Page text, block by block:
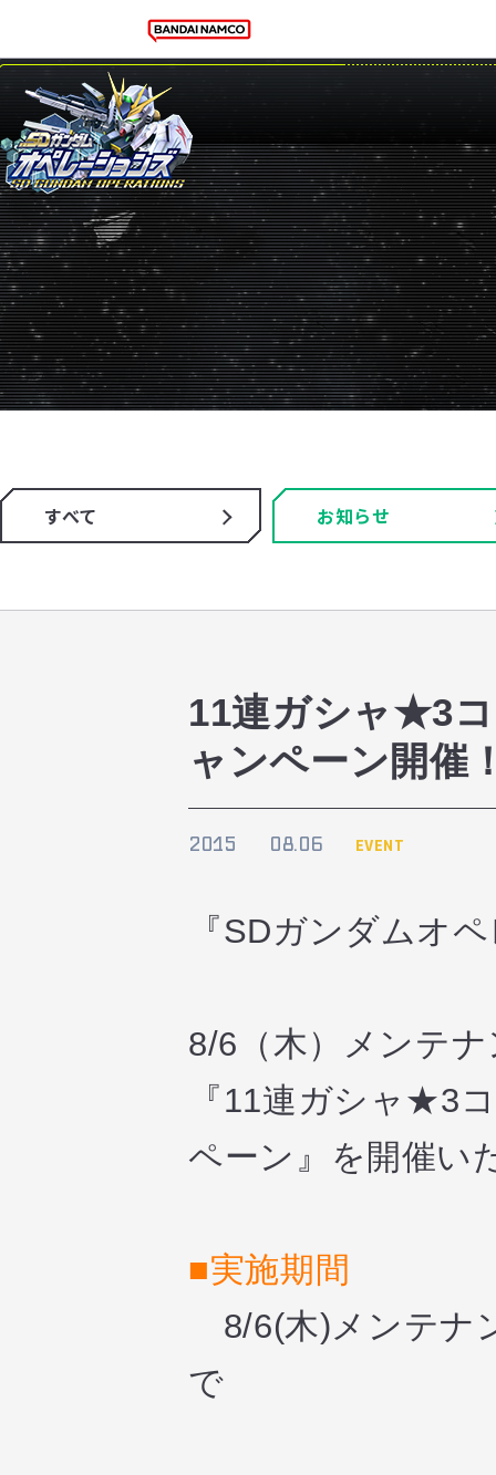
すべて お知らせ
11連ガシャ★3
ャンペーン開催
2015 08.06 EVENT
『SDガンダムオ
8/6（木）メンテ
『11連ガシャ★3
ペーン』を開催い
■実施期間
8/6(木)メンテナ
で